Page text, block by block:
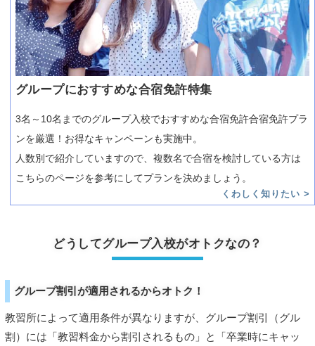
グループにおすすめな合宿免許特集
3名～10名までのグループ入校でおすすめな合宿免許合宿免許プラ
ンを厳選！お得なキャンペーンも実施中。
人数別で紹介していますので、複数名で合宿を検討している方は
こちらのページを参考にしてプランを決めましょう。
どうしてグループ入校がオトクなの？
グループ割引が適用されるからオトク！
教習所によって適用条件が異なりますが、グループ割引（グル
割）には「教習料金から割引されるもの」と「卒業時にキャッ